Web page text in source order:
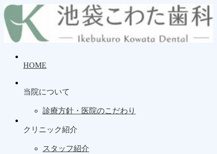
HOME
当院について
診療方針・医院のこだわり
クリニック紹介
スタッフ紹介